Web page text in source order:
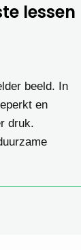
lessen
beeld. In
en
druk.